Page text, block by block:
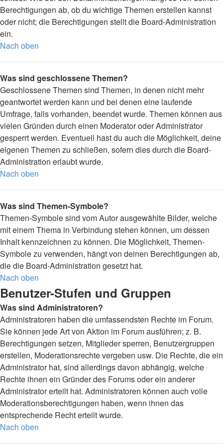
Berechtigungen ab, ob du wichtige Themen erstellen kannst
oder nicht; die Berechtigungen stellt die Board-Administration
ein.
Nach oben
Was sind geschlossene Themen?
Geschlossene Themen sind Themen, in denen nicht mehr
geantwortet werden kann und bei denen eine laufende
Umfrage, falls vorhanden, beendet wurde. Themen können aus
vielen Gründen durch einen Moderator oder Administrator
gesperrt werden. Eventuell hast du auch die Möglichkeit, deine
eigenen Themen zu schließen, sofern dies durch die Board-
Administration erlaubt wurde.
Nach oben
Was sind Themen-Symbole?
Themen-Symbole sind vom Autor ausgewählte Bilder, welche
mit einem Thema in Verbindung stehen können, um dessen
Inhalt kennzeichnen zu können. Die Möglichkeit, Themen-
Symbole zu verwenden, hängt von deinen Berechtigungen ab,
die die Board-Administration gesetzt hat.
Nach oben
Benutzer-Stufen und Gruppen
Was sind Administratoren?
Administratoren haben die umfassendsten Rechte im Forum.
Sie können jede Art von Aktion im Forum ausführen; z. B.
Berechtigungen setzen, Mitglieder sperren, Benutzergruppen
erstellen, Moderationsrechte vergeben usw. Die Rechte, die ein
Administrator hat, sind allerdings davon abhängig, welche
Rechte ihnen ein Gründer des Forums oder ein anderer
Administrator erteilt hat. Administratoren können auch volle
Moderationsberechtigungen haben, wenn ihnen das
entsprechende Recht erteilt wurde.
Nach oben